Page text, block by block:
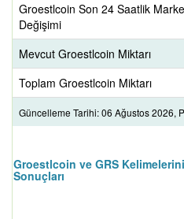
Groestlcoin Son 24 Saatlik
Değişimi
Mevcut Groestlcoin Miktarı
Toplam Groestlcoin Miktarı
Güncelleme Tarihi: 06 Ağustos 2026,
Groestlcoin ve GRS
Sonuçları